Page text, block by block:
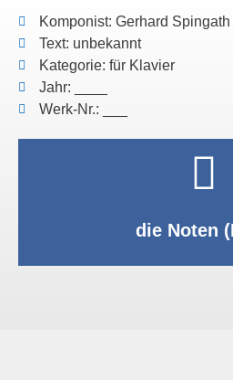
Komponist: Gerhard Spingath
Text: unbekannt
Kategorie: für Klavier
Jahr: ____
Werk-Nr.: ___
die Noten